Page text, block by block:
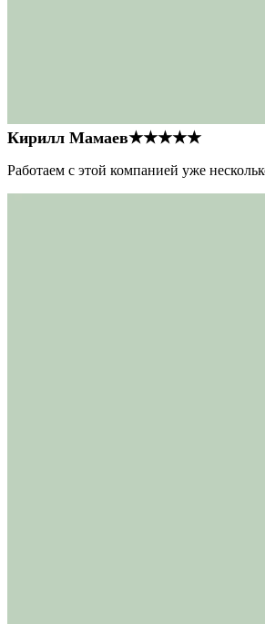
Кирилл Мамаев★★★★★
Работаем с этой компанией уже